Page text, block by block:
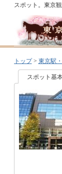
スポット。東京
トップ> 東京駅
スポット基